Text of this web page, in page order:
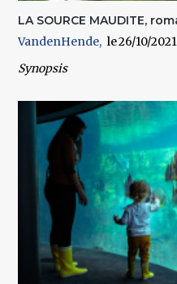
LA SOURCE MAUDITE,
VandenHende
26/10/2021
Synopsis